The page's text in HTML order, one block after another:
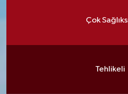
Çok
Tehlikeli